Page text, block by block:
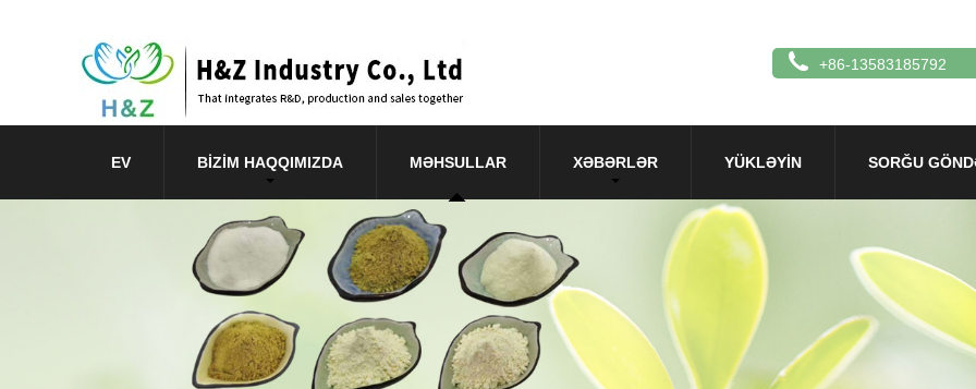
+86-13583185792
EV BIZIM HAQQIMIZDA MƏHSULLAR XƏBƏRLƏR YÜKLƏYIN SORĞU